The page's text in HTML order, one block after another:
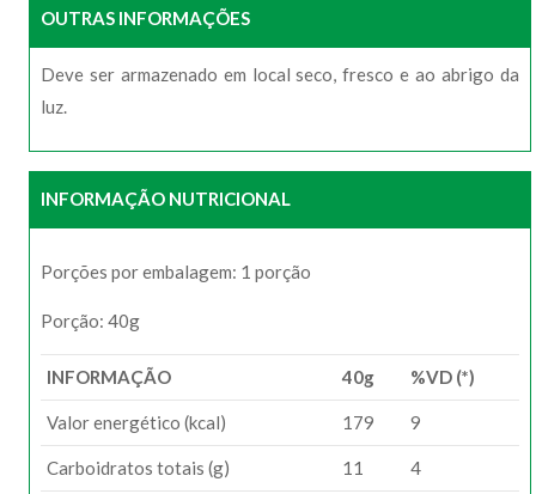
OUTRAS INFORMAÇÕES
Deve ser armazenado em local seco, fresco e ao abrigo da
luz.
INFORMAÇÃO NUTRICIONAL
Porções por embalagem: 1 porção
Porção: 40g
INFORMAÇÃO 40g %VD (*)
Valor energético (kcal) 179 9
Carboidratos totais (g) 11 4